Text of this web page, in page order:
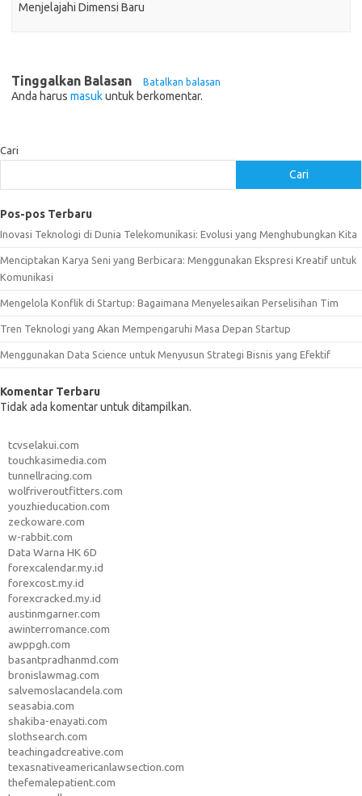
Menjelajahi Dimensi Baru
Tinggalkan Balasan Batalkan balasan
Anda harus masukuntuk berkomentar.
Cari
Cari
Pos-pos Terbaru
Inovasi Teknologi di Dunia Telekomunikasi: Evolusi yang Menghubungkan Kita
Menciptakan Karya Seni yang Berbicara: Menggunakan Ekspresi Kreatif untuk
Komunikasi
Mengelola Konflik di Startup: Bagaimana Menyelesaikan Perselisihan Tim
Tren Teknologi yang Akan Mempengaruhi Masa Depan Startup
Menggunakan Data Science untuk Menyusun Strategi Bisnis yang Efektif
Komentar Terbaru
Tidak ada komentar untuk ditampilkan.
tcvselakui.com
touchkasimedia.com
tunnellracing.com
wolfriveroutfitters.com
youzhieducation.com
zeckoware.com
w-rabbit.com
Data Warna HK 6D
forexcalendar.my.id
forexcost.my.id
forexcracked.my.id
austinmgarner.com
awinterromance.com
awppgh.com
basantpradhanmd.com
bronislawmag.com
salvemoslacandela.com
seasabia.com
shakiba-enayati.com
slothsearch.com
teachingadcreative.com
texasnativeamericanlawsection.com
thefemalepatient.com